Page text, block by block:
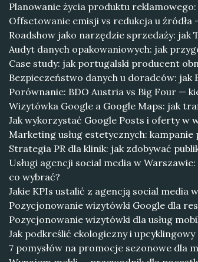
Planowanie życia produktu
Offsetowanie emisji vs redukcja u
Roadshow jako narzędzie sprzedaży:
Audyt danych opakowaniowych: jak
Case study: jak portugalski producent
Bezpieczeństwo danych u doradców:
Porównanie: BDO Austria vs Big Four —
Wizytówka Google a Google Maps: jak
Jak wykorzystać Google Posts i oferty w
Marketing usług estetycznych:
Strategia PR dla klinik: jak zdobywać
Usługi agencji social media w
co wybrać?
Jakie KPIs ustalić z agencją social media
Pozycjonowanie wizytówki Google dla
Pozycjonowanie wizytówki dla usług
Jak podkreślić ekologiczny i
7 pomysłów na promocje sezonowe dla